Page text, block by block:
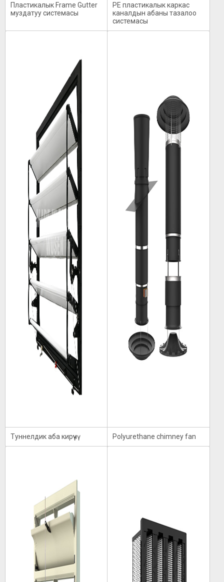
Пластикалык Frame Gutter
муздатуу системасы
PE пластикалык каркас
каналдын абаны тазалоо
системасы
Туннелдик аба кирүүчү Polyurethane chimney fan